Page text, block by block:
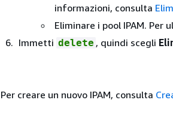
informazioni, consulta
Eliminare i pool IPAM.
Immetti delete , quindi scegli
Per creare un nuovo IPAM, consulta